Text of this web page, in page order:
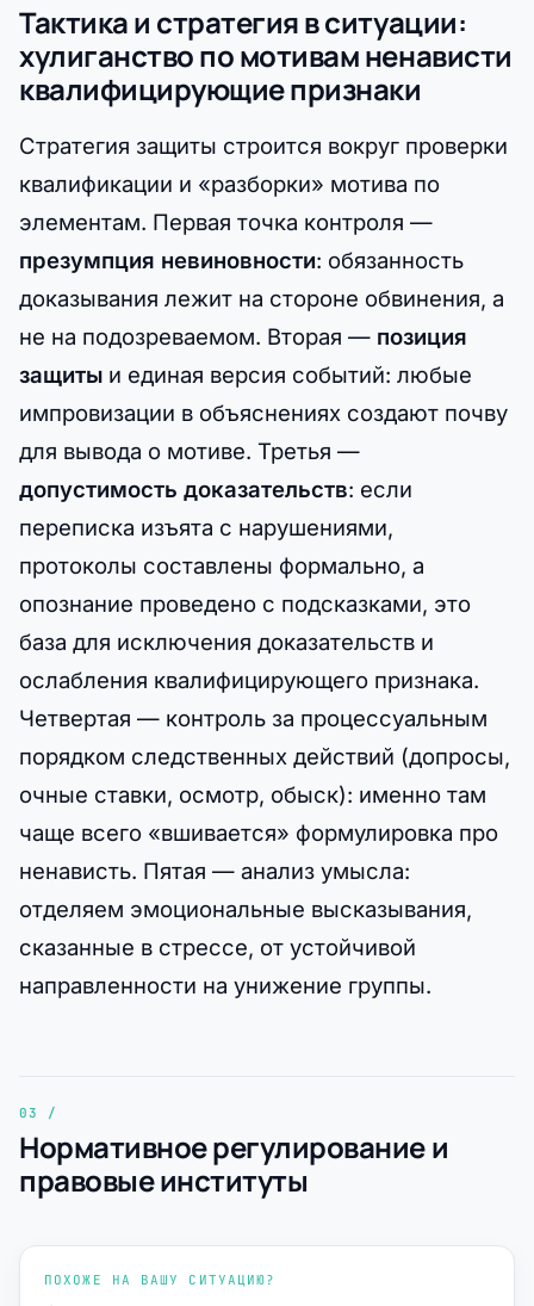
Тактика и стратегия в ситуации:
хулиганство по мотивам ненависти
квалифицирующие признаки
Стратегия защиты строится вокруг проверки
квалификации и «разборки» мотива по
элементам. Первая точка контроля —
презумпция невиновности: обязанность
доказывания лежит на стороне обвинения, а
не на подозреваемом. Вторая — позиция
защиты и единая версия событий: любые
импровизации в объяснениях создают почву
для вывода о мотиве. Третья —
допустимость доказательств: если
переписка изъята с нарушениями,
протоколы составлены формально, а
опознание проведено с подсказками, это
база для исключения доказательств и
ослабления квалифицирующего признака.
Четвертая — контроль за процессуальным
порядком следственных действий (допросы,
очные ставки, осмотр, обыск): именно там
чаще всего «вшивается» формулировка про
ненависть. Пятая — анализ умысла:
отделяем эмоциональные высказывания,
сказанные в стрессе, от устойчивой
направленности на унижение группы.
Нормативное регулирование и
правовые институты
ПОХОЖЕ НА ВАШУ СИТУАЦИЮ?